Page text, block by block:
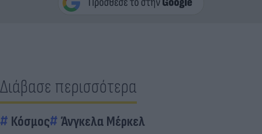
Διάβασε περισσότερα
Κόσμος Άνγκελα Μέρκελ